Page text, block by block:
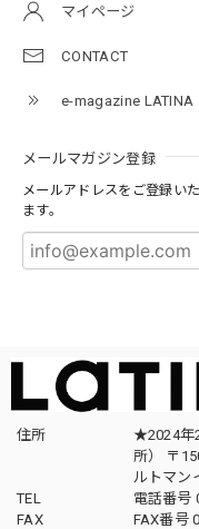
マイページ
CONTACT
e-magazine LATINA
メールマガジン登録
メールアドレスをご登録い
ます。
住所
★2024年
所） 〒
ルトマン
TEL
電話番号
FAX
FAX番号